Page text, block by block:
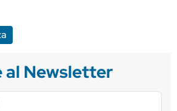
al Newsletter